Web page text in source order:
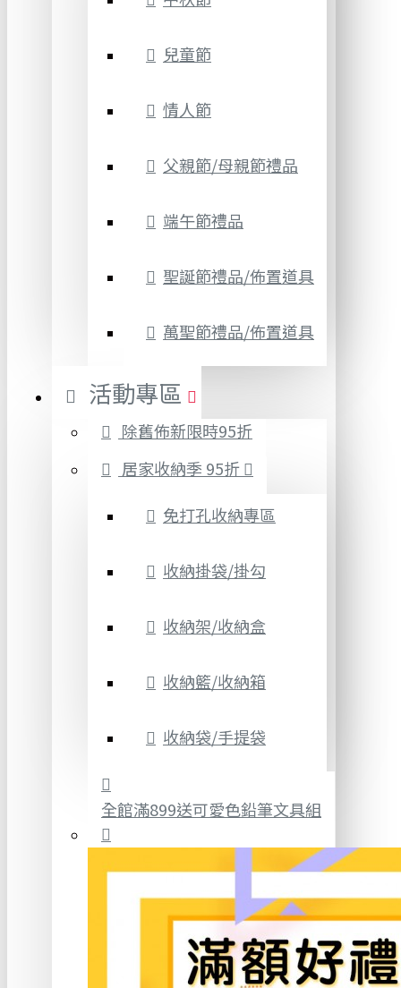
兒童節
情人節
父親節/母親節禮品
端午節禮品
聖誕節禮品/佈置道具
萬聖節禮品/佈置道具
活動專區
除舊佈新限時95折
居家收納季 95折
免打孔收納專區
收納掛袋/掛勾
收納架/收納盒
收納籃/收納箱
收納袋/手提袋
全館滿899送可愛色鉛筆文具組